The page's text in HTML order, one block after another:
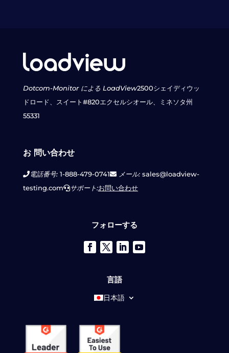
Dotcom-Monitor による LoadView2500シェイディウッ
ドロード、スイート#820エクセルシオール、ミネソタ州
55331
お 問い合わせ
電話番号:1-888-479-0741 メール:sales@loadview-
testing.com
サポート:お問い合わせ
フォローする
言語
日本語